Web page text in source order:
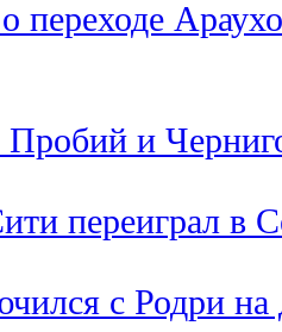
переходе
Пробий и
переиграл в
с Родри на